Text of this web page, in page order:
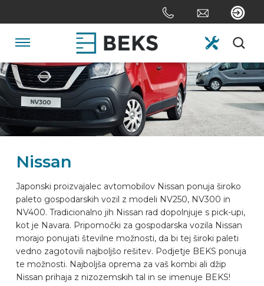
to
content
Jump
to
the
navigation
HOME
O NAS
SISTEMI
PO MERI
SEKTOR
PREPOZNAVALNIK AVTOMOBILOV
Nissan
Japonski proizvajalec avtomobilov Nissan ponuja široko
paleto gospodarskih vozil z modeli NV250, NV300 in
NV400. Tradicionalno jih Nissan rad dopolnjuje s pick-upi,
kot je Navara. Pripomočki za gospodarska vozila Nissan
morajo ponujati številne možnosti, da bi tej široki paleti
vedno zagotovili najboljšo rešitev. Podjetje BEKS ponuja
te možnosti. Najboljša oprema za vaš kombi ali džip
Nissan prihaja z nizozemskih tal in se imenuje BEKS!